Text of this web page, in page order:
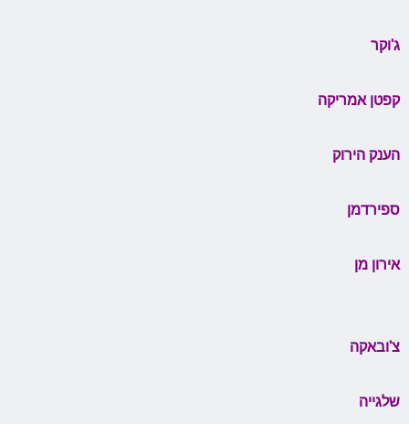
ג'וקר
קפטן אמריקה
הענק הירוק
ספירדמן
אירון מן
צ'ובאקה
שלגייה